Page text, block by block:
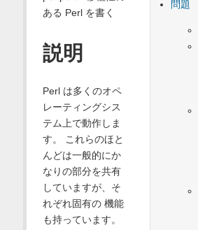
問題
ある Perl を書く
説明
Perl は多くのオペ
レーティングシス
テム上で動作しま
す。 これらのほと
んどは一般的にか
なりの部分を共有
していますが、そ
れぞれ固有の 機能
も持っています。